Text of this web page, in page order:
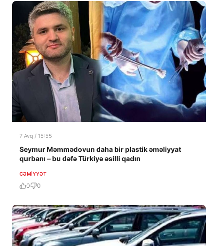
7 Avq / 15:55
Seymur Məmmədovun daha bir plastik əməliyyat
qurbanı – bu dəfə Türkiyə əsilli qadın
CƏMIYYƏT
0 0